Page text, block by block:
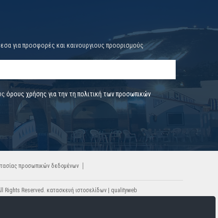
για προσφορές και καινουργιους προορισμούς
όρους χρήσης για την τη πολιτική των προσωπικών
προσωπικών δεδομένων
Rights Reserved. κατασκευή ιστοσελίδων | qualityweb